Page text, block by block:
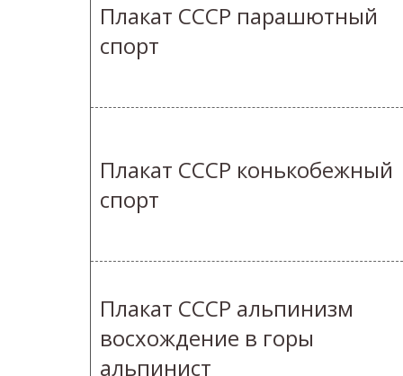
Плакат СССР парашютный
спорт
Плакат СССР конькобежный
спорт
Плакат СССР альпинизм
восхождение в горы
альпинист